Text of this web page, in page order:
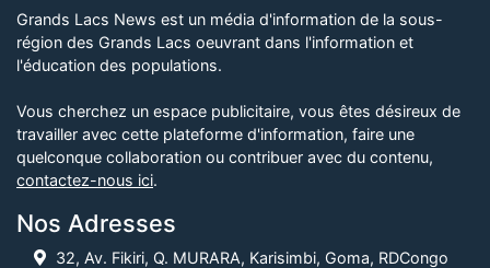
Grands Lacs News est un média d'information de la sous-
région des Grands Lacs oeuvrant dans l'information et
l'éducation des populations.
Vous cherchez un espace publicitaire, vous êtes désireux de
travailler avec cette plateforme d'information, faire une
quelconque collaboration ou contribuer avec du contenu,
contactez-nous ici.
Nos Adresses
32, Av. Fikiri, Q. MURARA, Karisimbi, Goma, RDCongo